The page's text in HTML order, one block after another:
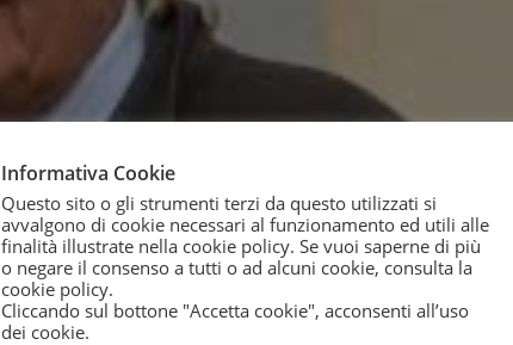
Informativa Cookie
Questo sito o gli strumenti terzi da questo utilizzati si
avvalgono di cookie necessari al funzionamento ed utili alle
finalità illustrate nella cookie policy. Se vuoi saperne di più
o negare il consenso a tutti o ad alcuni cookie, consulta la
cookie policy.
Cliccando sul bottone "Accetta cookie", acconsenti all’uso
dei cookie.